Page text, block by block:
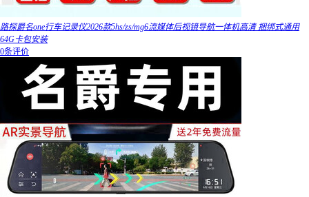
路探爵名one行车记录仪2026款5hs/zs/mg6流媒体后视镜导航一体机高清 捆绑式通用
64G卡包安装
0条评价